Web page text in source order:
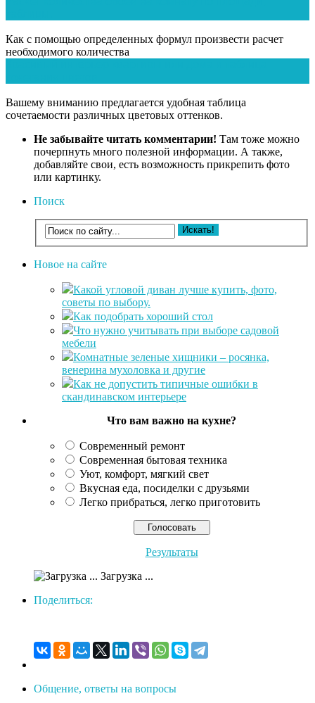
Как с помощью определенных формул произвести расчет
необходимого количества
Вашему вниманию предлагается удобная таблица
сочетаемости различных цветовых оттенков.
Не забывайте читать комментарии! Там тоже можно
почерпнуть много полезной информации. А также,
добавляйте свои, есть возможность прикрепить фото
или картинку.
Поиск
Новое на сайте
Какой угловой диван лучше купить, фото,
советы по выбору.
Как подобрать хороший стол
Что нужно учитывать при выборе садовой
мебели
Комнатные зеленые хищники – росянка,
венерина мухоловка и другие
Как не допустить типичные ошибки в
скандинавском интерьере
Что вам важно на кухне?
Современный ремонт
Современная бытовая техника
Уют, комфорт, мягкий свет
Вкусная еда, посиделки c друзьями
Легко прибраться, легко приготовить
Результаты
Загрузка ...
Поделиться:
Общение, ответы на вопросы